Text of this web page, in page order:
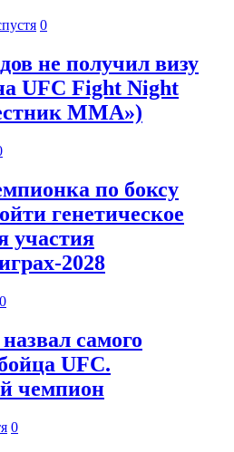
0
не получил визу
UFC Fight Night
ММА»)
по боксу
генетическое
участия
0
самого
UFC.
чемпион
0